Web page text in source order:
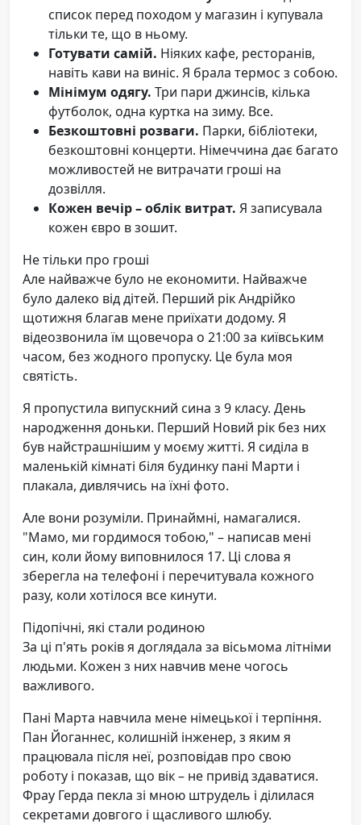
список перед походом у магазин і купувала
тільки те, що в ньому.
Готувати самій. Ніяких кафе, ресторанів,
навіть кави на виніс. Я брала термос з собою.
Мінімум одягу. Три пари джинсів, кілька
футболок, одна куртка на зиму. Все.
Безкоштовні розваги. Парки, бібліотеки,
безкоштовні концерти. Німеччина дає багато
можливостей не витрачати гроші на
дозвілля.
Кожен вечір – облік витрат. Я записувала
кожен євро в зошит.
Не тільки про гроші
Але найважче було не економити. Найважче
було далеко від дітей. Перший рік Андрійко
щотижня благав мене приїхати додому. Я
відеозвонила їм щовечора о 21:00 за київським
часом, без жодного пропуску. Це була моя
святість.
Я пропустила випускний сина з 9 класу. День
народження доньки. Перший Новий рік без них
був найстрашнішим у моєму житті. Я сиділа в
маленькій кімнаті біля будинку пані Марти і
плакала, дивлячись на їхні фото.
Але вони розуміли. Принаймні, намагалися.
"Мамо, ми гордимося тобою," – написав мені
син, коли йому виповнилося 17. Ці слова я
зберегла на телефоні і перечитувала кожного
разу, коли хотілося все кинути.
Підопічні, які стали родиною
За ці п'ять років я доглядала за вісьмома літніми
людьми. Кожен з них навчив мене чогось
важливого.
Пані Марта навчила мене німецької і терпіння.
Пан Йоганнес, колишній інженер, з яким я
працювала після неї, розповідав про свою
роботу і показав, що вік – не привід здаватися.
Фрау Герда пекла зі мною штрудель і ділилася
секретами довгого і щасливого шлюбу.